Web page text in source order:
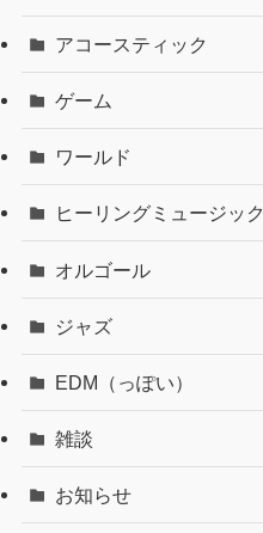
アコースティック
ゲーム
ワールド
ヒーリングミュージック
オルゴール
ジャズ
EDM（っぽい）
雑談
お知らせ